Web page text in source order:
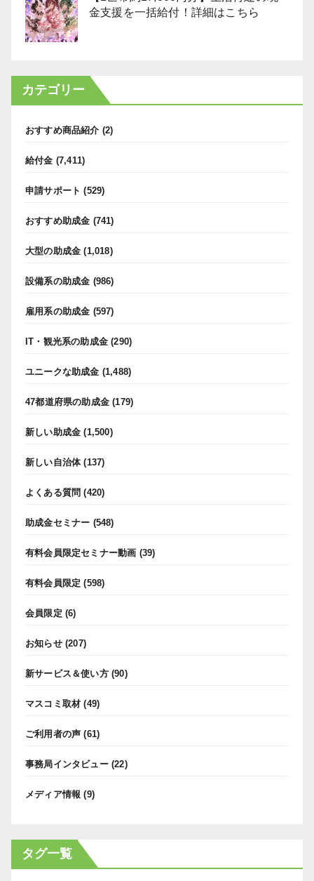
金支援を一括給付！詳細はこちら
カテゴリー
おすすめ商品紹介 (2)
給付金 (7,411)
申請サポート (529)
おすすめ助成金 (741)
大型の助成金 (1,018)
設備系の助成金 (986)
雇用系の助成金 (597)
IT・観光系の助成金 (290)
ユニークな助成金 (1,488)
47都道府県の助成金 (179)
新しい助成金 (1,500)
新しい自治体(137)
よくある質問 (420)
助成金セミナー (548)
有料会員限定セミナー動画 (39)
有料会員限定 (598)
会員限定 (6)
お知らせ(207)
新サービス＆使い方(90)
マスコミ取材 (49)
ご利用者の声 (61)
事務局インタビュー(22)
メディア情報 (9)
タグ一覧